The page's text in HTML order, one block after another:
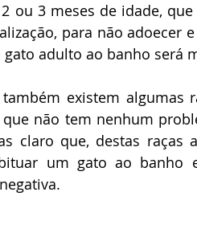
ou 3 meses de idade,
para não adoecer
adulto ao banho será
existem
que não tem nenhum
claro que, destas raças
um gato ao